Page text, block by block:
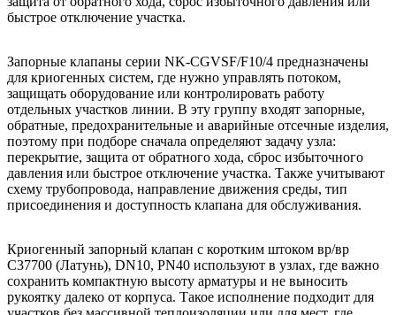
Криогенный запорный клапан c коротким штоком вр/вр
С37700 (Латунь), DN10, PN40 используют в узлах, где важно
сохранить компактную высоту арматуры и не выносить
рукоятку далеко от корпуса. Такое исполнение подходит для
Запорные клапаны серии NK-CGVSF/F10/4 предназначены
для криогенных систем, где нужно управлять потоком,
защищать оборудование или контролировать работу
отдельных участков линии. В эту группу входят запорные,
обратные, предохранительные и аварийные отсечные изделия,
поэтому при подборе сначала определяют задачу узла:
перекрытие, защита от обратного хода, сброс избыточного
давления или быстрое отключение участка. Также учитывают
схему трубопровода, направление движения среды, тип
присоединения и доступность клапана для обслуживания.
быстрое отключение участка.